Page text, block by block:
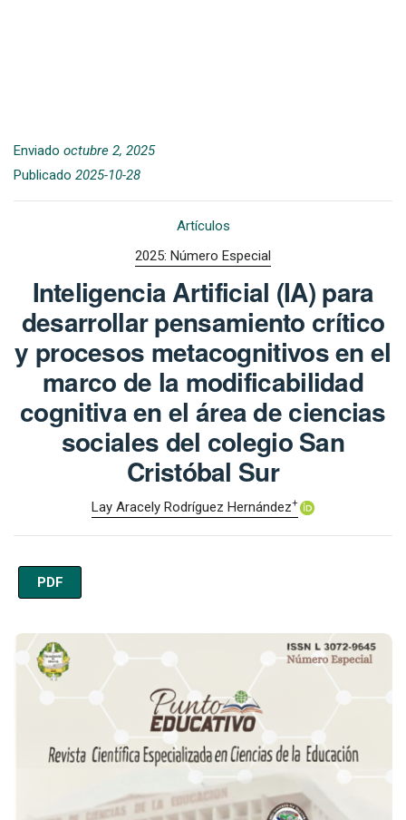
Enviado octubre 2, 2025
Publicado 2025-10-28
Artículos
2025: Número Especial
Inteligencia Artificial (IA) para
desarrollar pensamiento crítico
y procesos metacognitivos en el
marco de la modificabilidad
cognitiva en el área de ciencias
sociales del colegio San
Cristóbal Sur
Lay Aracely Rodríguez Hernández+
PDF
Imagen de portada